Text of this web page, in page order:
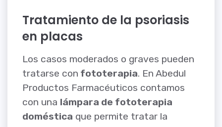
Tratamiento de la psoriasis
en placas
Los casos moderados o graves pueden
tratarse con fototerapia. En Abedul
Productos Farmacéuticos contamos
con una lámpara de fototerapia
doméstica que permite tratar la